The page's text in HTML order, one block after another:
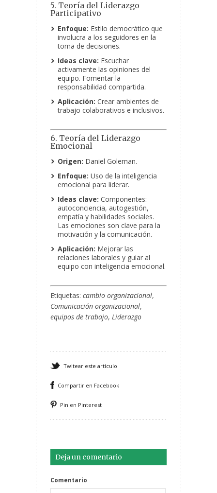
5. Teoría del Liderazgo
Participativo
Enfoque: Estilo democrático que
involucra a los seguidores en la
toma de decisiones.
Ideas clave: Escuchar
activamente las opiniones del
equipo. Fomentar la
responsabilidad compartida.
Aplicación: Crear ambientes de
trabajo colaborativos e inclusivos.
6. Teoría del Liderazgo
Emocional
Origen: Daniel Goleman.
Enfoque: Uso de la inteligencia
emocional para liderar.
Ideas clave: Componentes:
autoconciencia, autogestión,
empatía y habilidades sociales.
Las emociones son clave para la
motivación y la comunicación.
Aplicación: Mejorar las
relaciones laborales y guiar al
equipo con inteligencia emocional.
Etiquetas: cambio organizacional,
Comunicación organizacional,
equipos de trabajo, Liderazgo
Twitear este artículo
Compartir en Facebook
Pin en Pinterest
Deja un comentario
Comentario